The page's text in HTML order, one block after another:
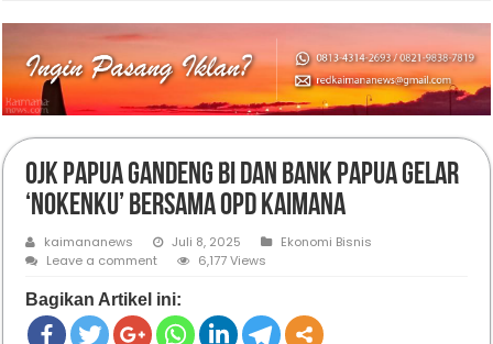
OJK Papua Gandeng BI dan Bank Papua Gelar
‘Nokenku’ Bersama OPD Kaimana
kaimananews Juli 8, 2025
Ekonomi Bisnis
Leave a comment
6,177 Views
Bagikan Artikel ini: